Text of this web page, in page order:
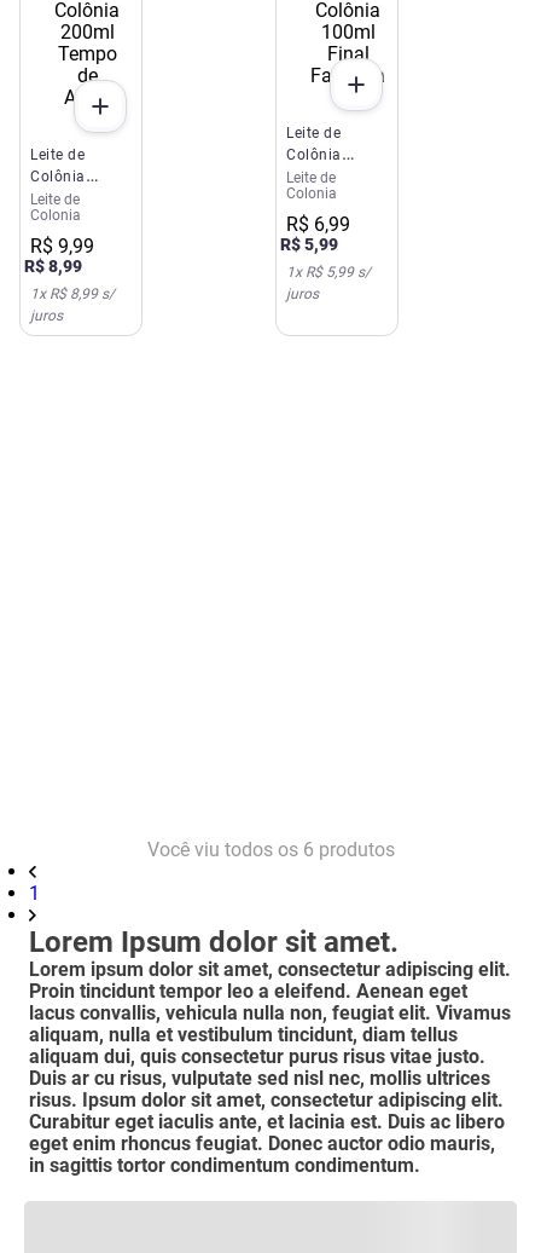
Leite de
Colônia
200ml Tempo
de Amar
Leite de
Colonia
R$ 9,99
R$8,99
1x R$ 8,99s/
juros
Leite de
Colônia
100ml Final
Fantasia
Leite de
Colonia
R$ 6,99
R$5,99
1x R$ 5,99s/
juros
Você viu todos os 6 produtos
1
Lorem Ipsum dolor sit amet.
Lorem ipsum dolor sit amet, consectetur adipiscing elit.
Proin tincidunt tempor leo a eleifend. Aenean eget
lacus convallis, vehicula nulla non, feugiat elit. Vivamus
aliquam, nulla et vestibulum tincidunt, diam tellus
aliquam dui, quis consectetur purus risus vitae justo.
Duis ar cu risus, vulputate sed nisl nec, mollis ultrices
risus. Ipsum dolor sit amet, consectetur adipiscing elit.
Curabitur eget iaculis ante, et lacinia est. Duis ac libero
eget enim rhoncus feugiat. Donec auctor odio mauris,
in sagittis tortor condimentum condimentum.